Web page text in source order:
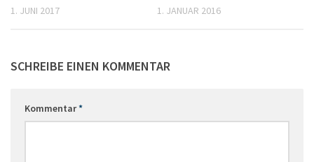
1. JUNI 2017 1. JANUAR 2016
SCHREIBE EINEN KOMMENTAR
Kommentar*